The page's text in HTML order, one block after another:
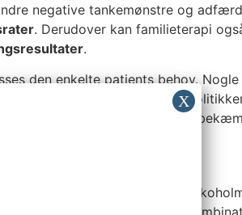
negative tankemønstre og
. Derudover kan familieterapi
.
den enkelte patients behov.
I takt med at
støtte, er nødvendig for at
især når det kommer til